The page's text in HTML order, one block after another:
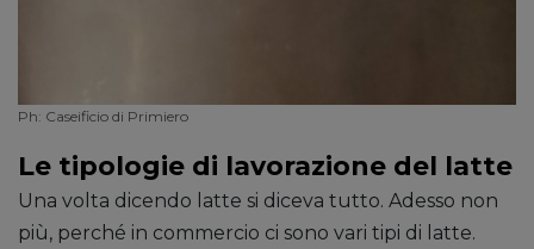
Ph: Caseificio di Primiero
Le tipologie di lavorazione del latte
Una volta dicendo latte si diceva tutto. Adesso non
più, perché in commercio ci sono vari tipi di latte.